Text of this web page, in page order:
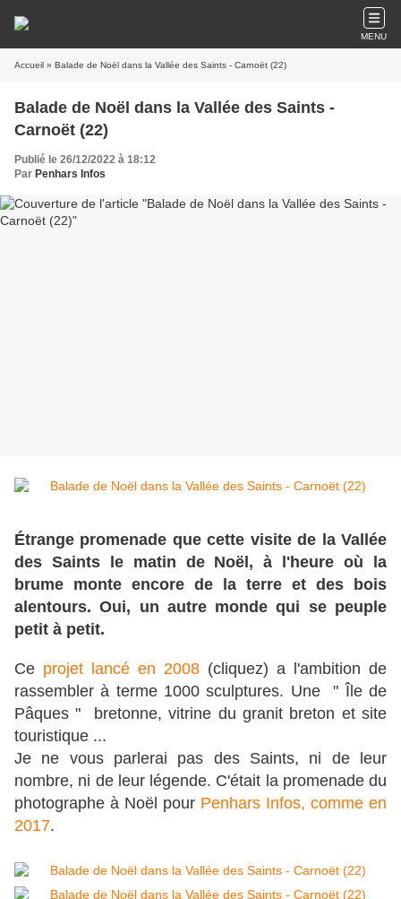
MENU
Accueil » Balade de Noël dans la Vallée des Saints - Carnoët (22)
Balade de Noël dans la Vallée des Saints -
Carnoët (22)
Publié le 26/12/2022 à 18:12
Par Penhars Infos
Étrange promenade que cette visite de la Vallée
des Saints le matin de Noël, à l'heure où la
brume monte encore de la terre et des bois
alentours. Oui, un autre monde qui se peuple
petit à petit.
Ce projet lancé en 2008 (cliquez) a l'ambition de
rassembler à terme 1000 sculptures. Une " Île de
Pâques " bretonne, vitrine du granit breton et site
touristique ...
Je ne vous parlerai pas des Saints, ni de leur
nombre, ni de leur légende. C'était la promenade du
photographe à Noël pour Penhars Infos, comme en
2017.